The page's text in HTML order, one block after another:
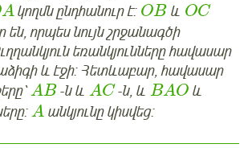
A կողմն ընդհանուր է: OBև OC
որպես նույն շրջանագծի
եռանկյունները հավասար
և էջի: Հետևաբար, հավասար
AB-ն և AC -ն, ևBAO և
A անկյունը կիսվեց: